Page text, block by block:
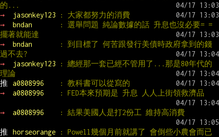
的...
→
jasonkey123
: 大家都努力的消費
→
bndan
: 選舉問題 純論數據的話 升息也沒必要= =
擺著就能達
→
bndan
: 到目標了 何苦跟發行美債時政府拿到的錢
過不去?
→
jasonkey123
: 總經那一套已經不管用了...那是80年代的
理論
推
a0808996
: 教科書可以從寫的
→
a0808996 : FED本來預期是 升息 人人上街領救濟品
→ a0808996 : 結果美國人是打2份工 維持高消費
推 horseorange
: Powell幾個月前就講了 會倒些小農會而已